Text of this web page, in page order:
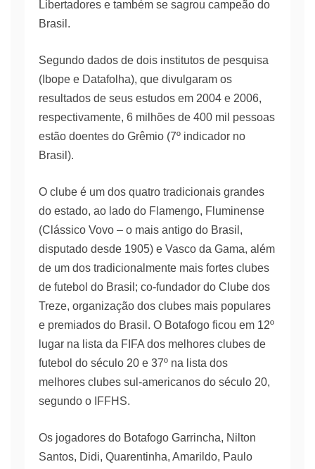
Libertadores e também se sagrou campeão do
Brasil.
Segundo dados de dois institutos de pesquisa
(Ibope e Datafolha), que divulgaram os
resultados de seus estudos em 2004 e 2006,
respectivamente, 6 milhões de 400 mil pessoas
estão doentes do Grêmio (7º indicador no
Brasil).
O clube é um dos quatro tradicionais grandes
do estado, ao lado do Flamengo, Fluminense
(Clássico Vovo – o mais antigo do Brasil,
disputado desde 1905) e Vasco da Gama, além
de um dos tradicionalmente mais fortes clubes
de futebol do Brasil; co-fundador do Clube dos
Treze, organização dos clubes mais populares
e premiados do Brasil. O Botafogo ficou em 12º
lugar na lista da FIFA dos melhores clubes de
futebol do século 20 e 37º na lista dos
melhores clubes sul-americanos do século 20,
segundo o IFFHS.
Os jogadores do Botafogo Garrincha, Nilton
Santos, Didi, Quarentinha, Amarildo, Paulo